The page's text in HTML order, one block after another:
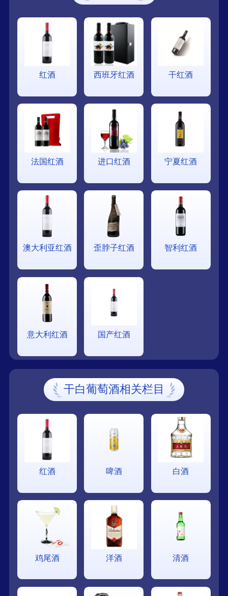
红酒 西班牙红酒 干红酒
法国红酒 进口红酒 宁夏红酒
澳大利亚红酒 歪脖子红酒 智利红酒
意大利红酒 国产红酒
干白葡萄酒相关栏目
红酒 啤酒 白酒
鸡尾酒 洋酒 清酒